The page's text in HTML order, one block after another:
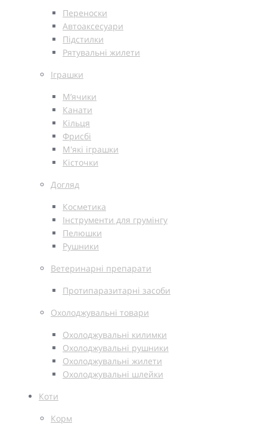
Переноски
Автоаксесуари
Підстилки
Рятувальні жилети
Іграшки
М’ячики
Канати
Кільця
Фрисбі
М'які іграшки
Кісточки
Догляд
Косметика
Інструменти для грумінгу
Пелюшки
Рушники
Ветеринарні препарати
Протипаразитарні засоби
Охолоджувальні товари
Охолоджувальні килимки
Охолоджувальні рушники
Охолоджувальні жилети
Охолоджувальні шлейки
Коти
Корм